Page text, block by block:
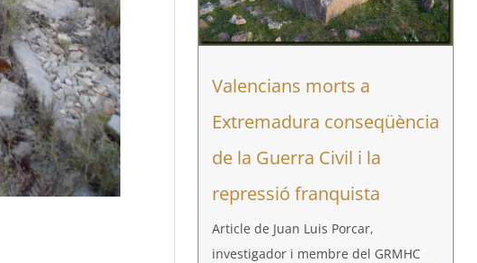
Valencians morts a
Extremadura conseqüència
de la Guerra Civil i la
repressió franquista
Article de Juan Luis Porcar,
investigador i membre del GRMHC